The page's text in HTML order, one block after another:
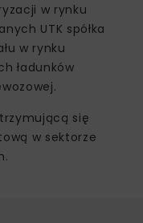
w rynku
UTK spółka
w rynku
ładunków
się
w sektorze